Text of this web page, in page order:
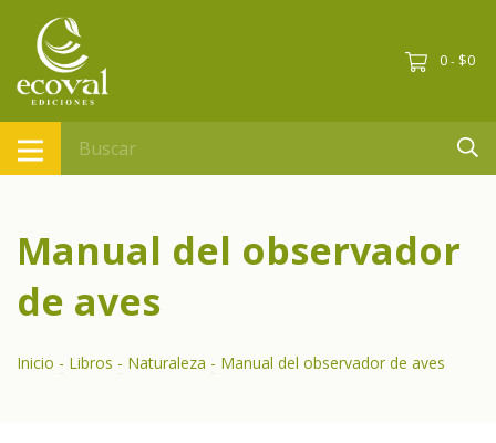
0 - $0
Manual del observador
de aves
Inicio - Libros - Naturaleza - Manual del observador de aves